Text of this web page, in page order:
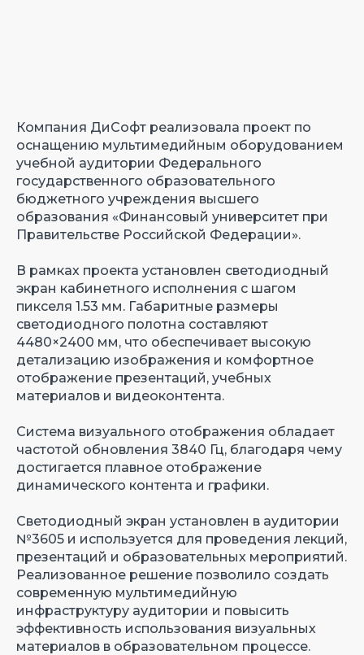
Компания ДиСофт реализовала проект по
оснащению мультимедийным оборудованием
учебной аудитории Федерального
государственного образовательного
бюджетного учреждения высшего
образования «Финансовый университет при
Правительстве Российской Федерации».
В рамках проекта установлен светодиодный
экран кабинетного исполнения с шагом
пикселя 1.53 мм. Габаритные размеры
светодиодного полотна составляют
4480×2400 мм, что обеспечивает высокую
детализацию изображения и комфортное
отображение презентаций, учебных
материалов и видеоконтента.
Система визуального отображения обладает
частотой обновления 3840 Гц, благодаря чему
достигается плавное отображение
динамического контента и графики.
Светодиодный экран установлен в аудитории
№3605 и используется для проведения лекций,
презентаций и образовательных мероприятий.
Реализованное решение позволило создать
современную мультимедийную
инфраструктуру аудитории и повысить
эффективность использования визуальных
материалов в образовательном процессе.